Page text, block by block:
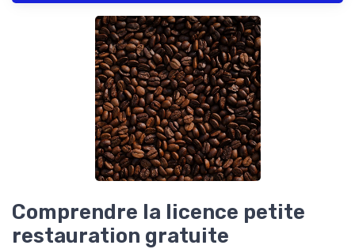
Comprendre la licence petite
restauration gratuite